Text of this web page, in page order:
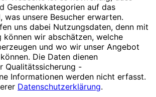
Geschenkkategorien auf das
was unsere Besucher erwarten.
uns dabei Nutzungsdaten, denn mit
können wir abschätzen, welche
und wo wir unser Angebot
Die Daten dienen
Qualitätssicherung -
Informationen werden nicht erfasst.
Datenschutzerklärung.